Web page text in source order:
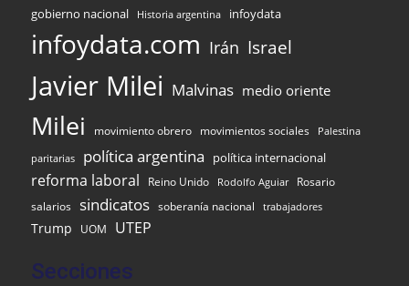
gobierno nacional Historia argentina infoydata
infoydata.com Irán Israel
Javier Milei Malvinas medio oriente
Milei movimiento obrero movimientos sociales Palestina
paritarias política argentina política internacional
reforma laboral Reino Unido Rodolfo Aguiar Rosario
salarios sindicatos soberanía nacional trabajadores
Trump UOM UTEP
Secciones